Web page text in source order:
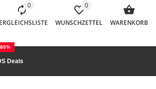
0 0
WUNSCHZETTEL WARENKORB
Deals